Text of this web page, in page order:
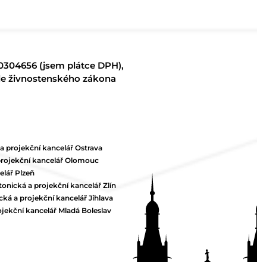
(jsem plátce DPH),
živnostenského zákona
projekční kancelář Ostrava
kancelář Olomouc
Plzeň
a projekční kancelář Zlín
a projekční kancelář Jihlava
kancelář Mladá Boleslav